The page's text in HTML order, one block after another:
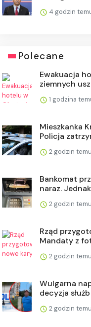
4 godzin
Polecane
Ewakuacja
ziemnych
1 godzina
Mieszkanka
Policja
2 godzin temu
Bankomat
naraz.
2 godzin temu
Rząd
Mandaty z
2 godzin temu
Wulgarna
decyzja służb
2 godzin temu